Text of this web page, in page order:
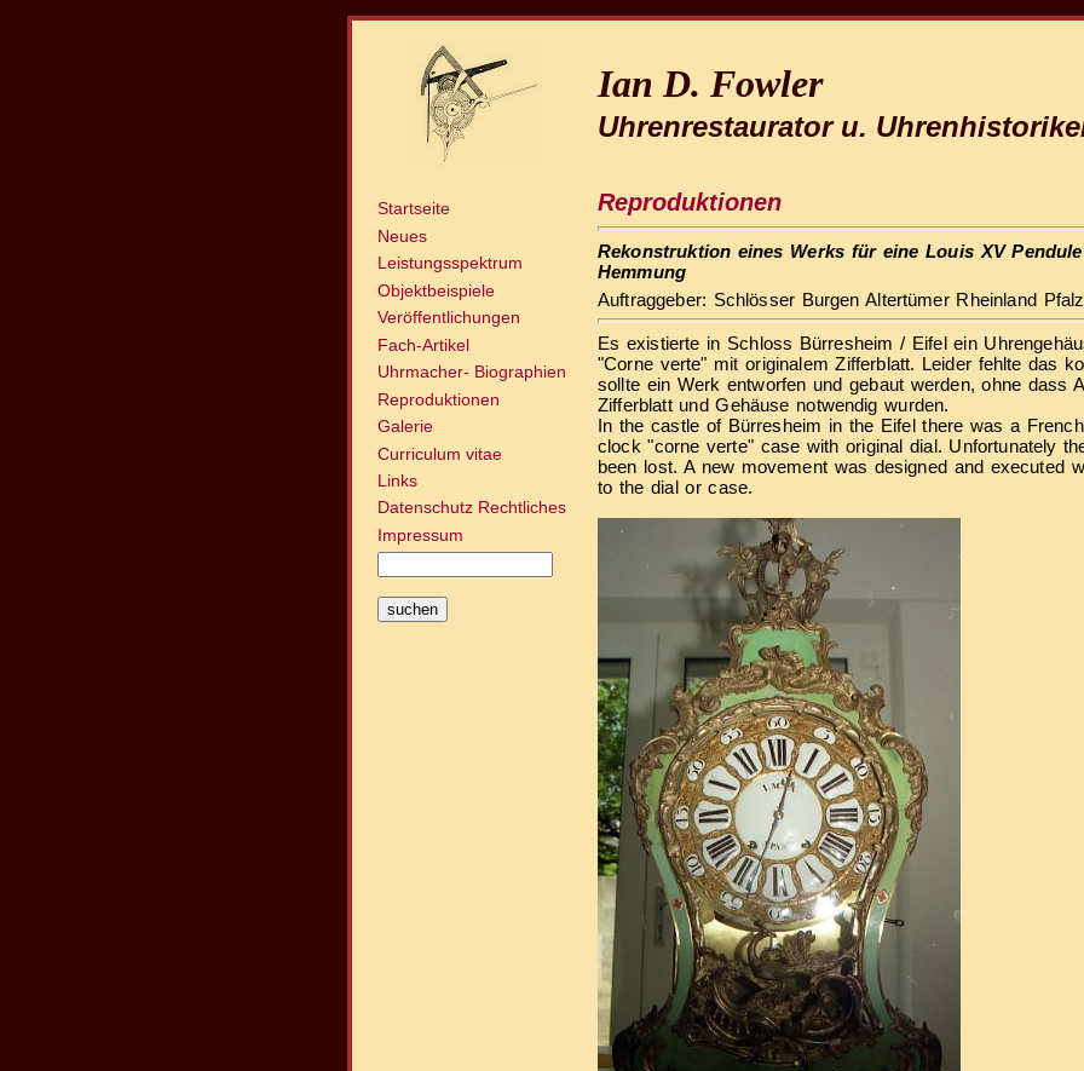
Ian D. Fowler
Uhrenrestaurator u.
Startseite
Neues
Leistungsspektrum
Objektbeispiele
Veröffentlichungen
Fach-Artikel
Uhrmacher- Biographien
Reproduktionen
Galerie
Curriculum vitae
Links
Datenschutz Rechtliches
Impressum
Reproduktionen
Rekonstruktion eines Werks für eine Louis XV
Hemmung
Auftraggeber: Schlösser Burgen Altertümer Rheinland Pfalz
Es existierte in Schloss Bürresheim / Eifel ein
"Corne verte" mit originalem Zifferblatt. Leider fehlte das
sollte ein Werk entworfen und gebaut werden, ohne dass
Zifferblatt und Gehäuse notwendig wurden.
In the castle of Bürresheim in the Eifel there was a
clock "corne verte" case with original dial. Unfortunately
been lost. A new movement was designed and executed
to the dial or case.